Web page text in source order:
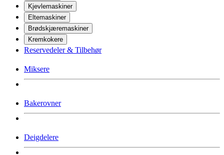
Kjevlemaskiner
Eltemaskiner
Brødskjæremaskiner
Kremkokere
Reservedeler & Tilbehør
Miksere
Bakerovner
Deigdelere